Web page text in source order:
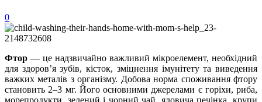
0
Фтор — це надзвичайно важливий мікроелемент, необхідний
для здоров’я зубів, кісток, зміцнення імунітету та виведення
важких металів з організму. Добова норма споживання фтору
становить 2–3 мг. Його основними джерелами є горіхи, риба,
морепродукти, зелений і чорний чай, яловича печінка, крупи